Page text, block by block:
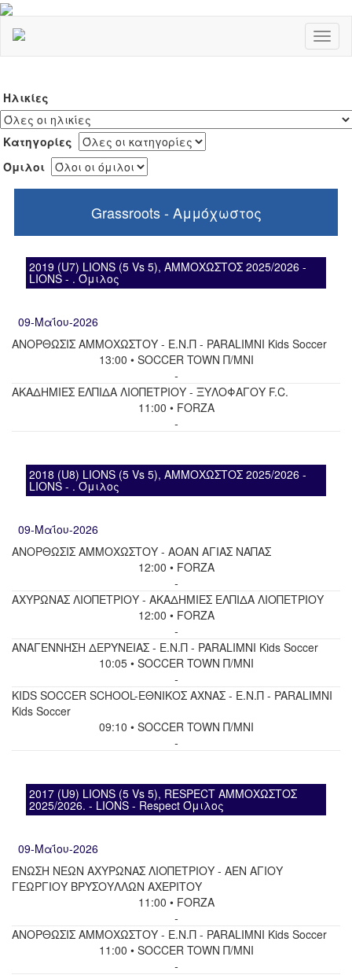
Ηλικίες
Κατηγορίες
Όμιλοι
Grassroots - Αμμόχωστος
2019 (U7) LIONS (5 Vs 5), ΑΜΜΟΧΩΣΤΟΣ 2025/2026 -
LIONS - . Όμιλος
09-Μαΐου-2026
ΑΝΟΡΘΩΣΙΣ ΑΜΜΟΧΩΣΤΟΥ - Ε.Ν.Π - PARALIMNI Kids Soccer
13:00 • SOCCER TOWN Π/ΜΝΙ
-
ΑΚΑΔΗΜΙΕΣ ΕΛΠΙΔΑ ΛΙΟΠΕΤΡΙΟΥ - ΞΥΛΟΦΑΓΟΥ F.C.
11:00 • FORZA
-
2018 (U8) LIONS (5 Vs 5), ΑΜΜΟΧΩΣΤΟΣ 2025/2026 -
LIONS - . Όμιλος
09-Μαΐου-2026
ΑΝΟΡΘΩΣΙΣ ΑΜΜΟΧΩΣΤΟΥ - ΑΟΑΝ ΑΓΙΑΣ ΝΑΠΑΣ
12:00 • FORZA
-
ΑΧΥΡΩΝΑΣ ΛΙΟΠΕΤΡΙΟΥ - ΑΚΑΔΗΜΙΕΣ ΕΛΠΙΔΑ ΛΙΟΠΕΤΡΙΟΥ
12:00 • FORZA
-
ΑΝΑΓΕΝΝΗΣΗ ΔΕΡΥΝΕΙΑΣ - Ε.Ν.Π - PARALIMNI Kids Soccer
10:05 • SOCCER TOWN Π/ΜΝΙ
-
KIDS SOCCER SCHOOL-ΕΘΝΙΚΟΣ ΑΧΝΑΣ - Ε.Ν.Π - PARALIMNI
Kids Soccer
09:10 • SOCCER TOWN Π/ΜΝΙ
-
2017 (U9) LIONS (5 Vs 5), RESPECT ΑΜΜΟΧΩΣΤΟΣ
2025/2026. - LIONS - Respect Όμιλος
09-Μαΐου-2026
ΕΝΩΣΗ ΝΕΩΝ ΑΧΥΡΩΝΑΣ ΛΙΟΠΕΤΡΙΟΥ - ΑΕΝ ΑΓΙΟΥ
ΓΕΩΡΓΙΟΥ ΒΡΥΣΟΥΛΛΩΝ ΑΧΕΡΙΤΟΥ
11:00 • FORZA
-
ΑΝΟΡΘΩΣΙΣ ΑΜΜΟΧΩΣΤΟΥ - Ε.Ν.Π - PARALIMNI Kids Soccer
11:00 • SOCCER TOWN Π/ΜΝΙ
-